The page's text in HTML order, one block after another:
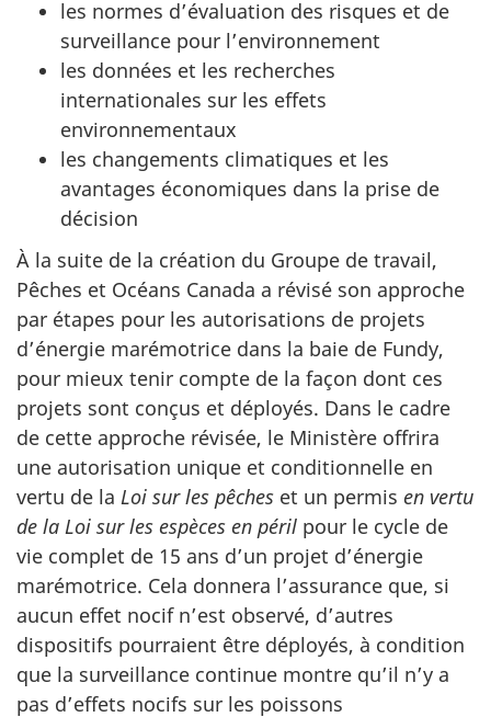
les normes d’évaluation des risques et de
surveillance pour l’environnement
les données et les recherches
internationales sur les effets
environnementaux
les changements climatiques et les
avantages économiques dans la prise de
décision
À la suite de la création du Groupe de travail,
Pêches et Océans Canada a révisé son approche
par étapes pour les autorisations de projets
d’énergie marémotrice dans la baie de Fundy,
pour mieux tenir compte de la façon dont ces
projets sont conçus et déployés. Dans le cadre
de cette approche révisée, le Ministère offrira
une autorisation unique et conditionnelle en
vertu de la Loi sur les pêches et un permis en vertu
de la Loi sur les espèces en péril pour le cycle de
vie complet de 15 ans d’un projet d’énergie
marémotrice. Cela donnera l’assurance que, si
aucun effet nocif n’est observé, d’autres
dispositifs pourraient être déployés, à condition
que la surveillance continue montre qu’il n’y a
pas d’effets nocifs sur les poissons